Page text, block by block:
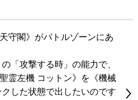
守閣》がバトルゾーンにあ
「攻撃する時」の能力で、
霊左機 コットン》を《機械
した状態で出したいのです